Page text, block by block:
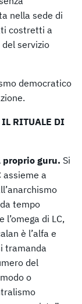
nella sede di
costretti a
servizio
democratico
IL RITUALE DI
proprio guru. Si
a
tempo
di LC,
è l’alfa e
tramanda
del
o